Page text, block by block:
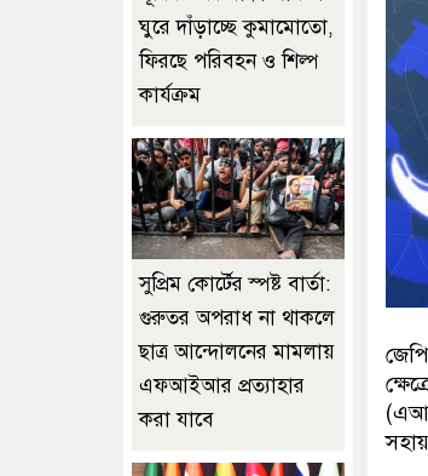
ঘুরে দাঁড়াচ্ছে কুমামোতো,
ফিরছে পরিবহন ও শিল্প
কার্যক্রম
সুপ্রিম কোর্টের স্পষ্ট বার্তা:
গুরুতর অপরাধ না থাকলে
ছাত্র আন্দোলনের মামলায়
এফআইআর প্রত্যাহার
করা যাবে